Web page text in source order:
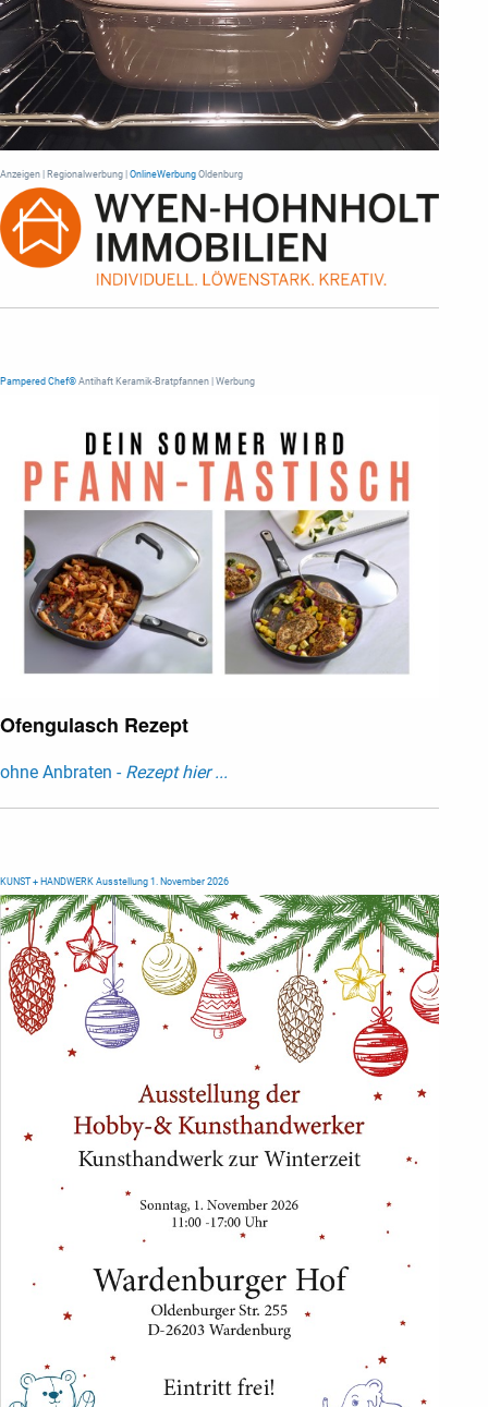
Anzeigen | Regionalwerbung | OnlineWerbung Oldenburg
Pampered Chef® Antihaft Keramik-Bratpfannen | Werbung
Ofengulasch Rezept
ohne Anbraten - Rezept hier ...
KUNST + HANDWERK Ausstellung 1. November 2026